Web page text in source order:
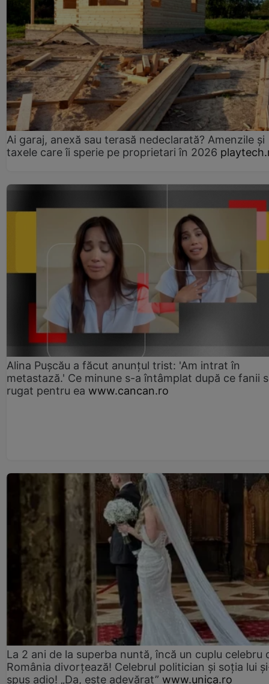
Ai garaj, anexă sau terasă nedeclarată? Amenzile și
taxele care îi sperie pe proprietari în 2026
Alina Pușcău a făcut anunțul trist: 'Am intrat în
metastază.' Ce minune s-a întâmplat după ce fanii
rugat pentru ea www.cancan.ro
La 2 ani de la superba nuntă, încă un cuplu celebru
România divorțează! Celebrul politician și soția lui
spus adio! „Da, este adevărat” www.unica.ro